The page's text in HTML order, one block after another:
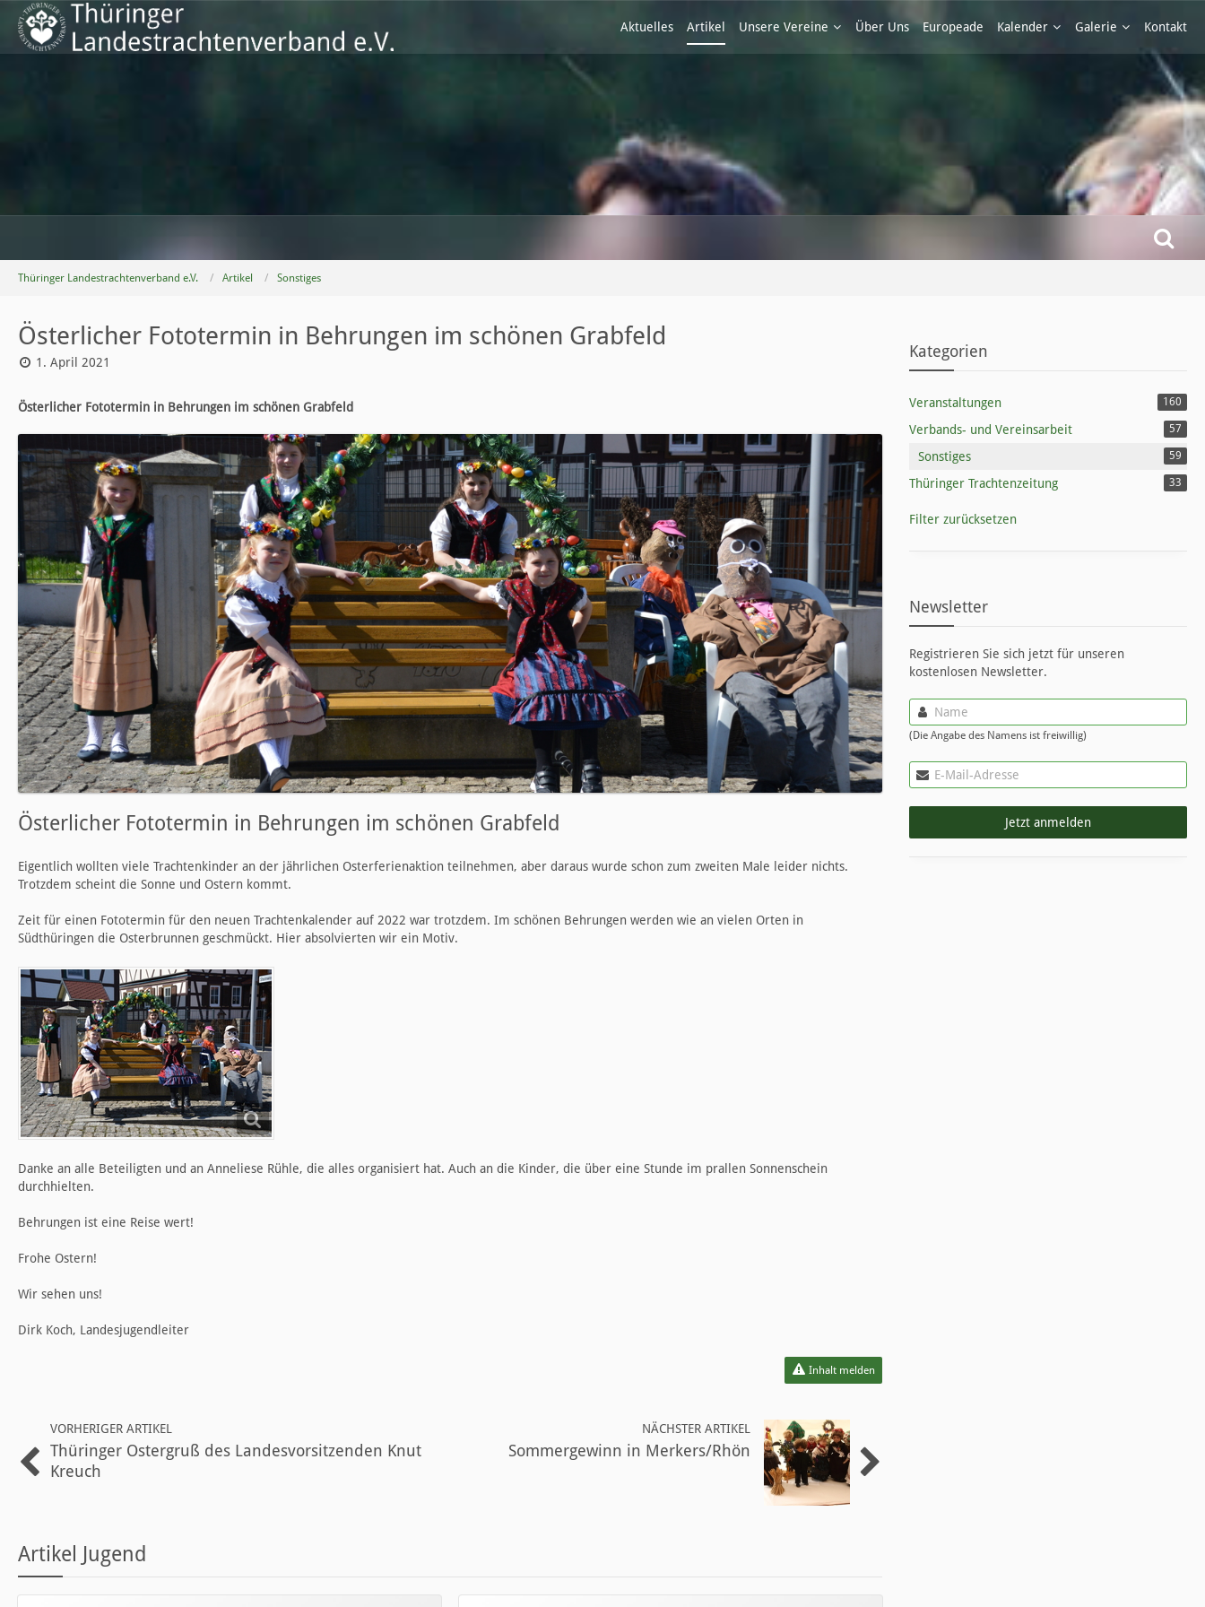
Aktuelles Artikel Unsere Vereine Über Uns Europeade Kalender Galerie Kontakt
Thüringer Landestrachtenverband e.V. Artikel Sonstiges
Österlicher Fototermin in Behrungen im schönen Grabfeld
1. April 2021
Österlicher Fototermin in Behrungen im schönen Grabfeld
Österlicher Fototermin in Behrungen im schönen Grabfeld
Eigentlich wollten viele Trachtenkinder an der jährlichen Osterferienaktion teilnehmen, aber daraus wurde schon zum zweiten Male leider nichts.
Trotzdem scheint die Sonne und Ostern kommt.
Zeit für einen Fototermin für den neuen Trachtenkalender auf 2022 war trotzdem. Im schönen Behrungen werden wie an vielen Orten in
Südthüringen die Osterbrunnen geschmückt. Hier absolvierten wir ein Motiv.
Danke an alle Beteiligten und an Anneliese Rühle, die alles organisiert hat. Auch an die Kinder, die über eine Stunde im prallen Sonnenschein
durchhielten.
Behrungen ist eine Reise wert!
Frohe Ostern!
Wir sehen uns!
Dirk Koch, Landesjugendleiter
Inhalt melden
VORHERIGER ARTIKEL
Thüringer Ostergruß des Landesvorsitzenden Knut
Kreuch
NÄCHSTER ARTIKEL
Sommergewinn in Merkers/Rhön
Artikel Jugend
Kategorien
Veranstaltungen 160
Verbands- und Vereinsarbeit 57
Sonstiges 59
Thüringer Trachtenzeitung 33
Filter zurücksetzen
Newsletter
Registrieren Sie sich jetzt für unseren
kostenlosen Newsletter.
(Die Angabe des Namens ist freiwillig)
Jetzt anmelden